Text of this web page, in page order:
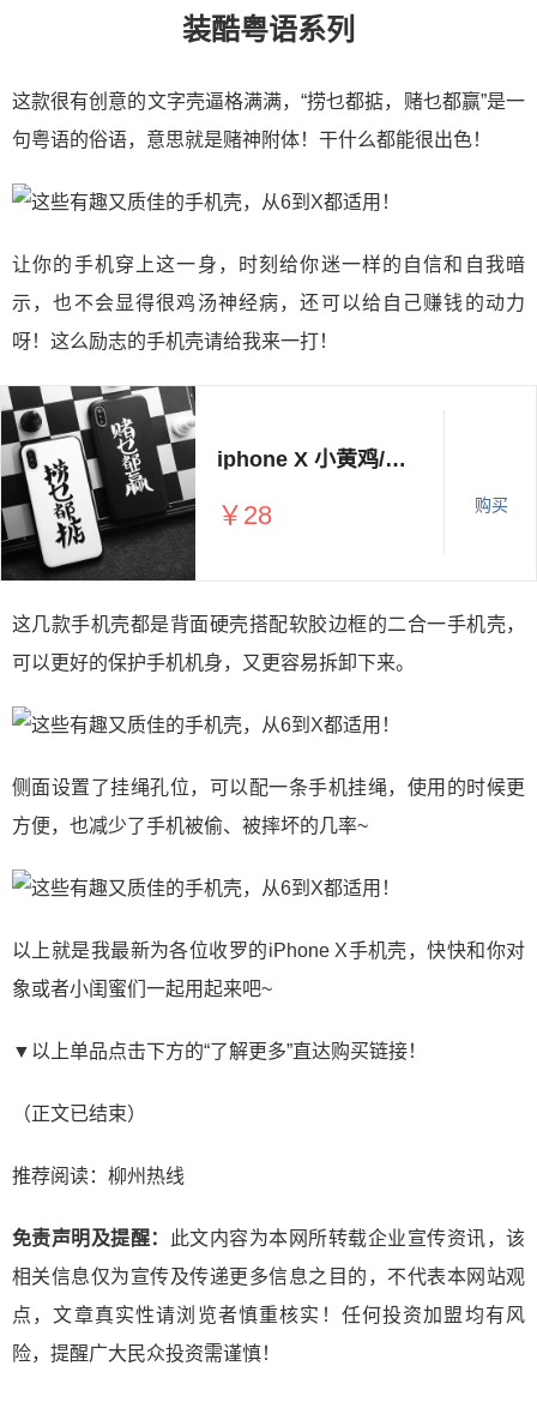
装酷粤语系列
这款很有创意的文字壳逼格满满，“捞乜都掂，赌乜都赢”是一
句粤语的俗语，意思就是赌神附体！干什么都能很出色！
让你的手机穿上这一身，时刻给你迷一样的自信和自我暗
示，也不会显得很鸡汤神经病，还可以给自己赚钱的动力
呀！这么励志的手机壳请给我来一打！
iphone X 小黄鸡/掂也都捞/赌也都赢 个性创意手机壳
￥28 购买
这几款手机壳都是背面硬壳搭配软胶边框的二合一手机壳，
可以更好的保护手机机身，又更容易拆卸下来。
侧面设置了挂绳孔位，可以配一条手机挂绳，使用的时候更
方便，也减少了手机被偷、被摔坏的几率~
以上就是我最新为各位收罗的iPhone X手机壳，快快和你对
象或者小闺蜜们一起用起来吧~
▼以上单品点击下方的“了解更多”直达购买链接！
（正文已结束）
推荐阅读： 柳州热线
免责声明及提醒：
此文内容为本网所转载企业宣传资讯，该
相关信息仅为宣传及传递更多信息之目的，不代表本网站观
点，文章真实性请浏览者慎重核实！任何投资加盟均有风
险，提醒广大民众投资需谨慎！